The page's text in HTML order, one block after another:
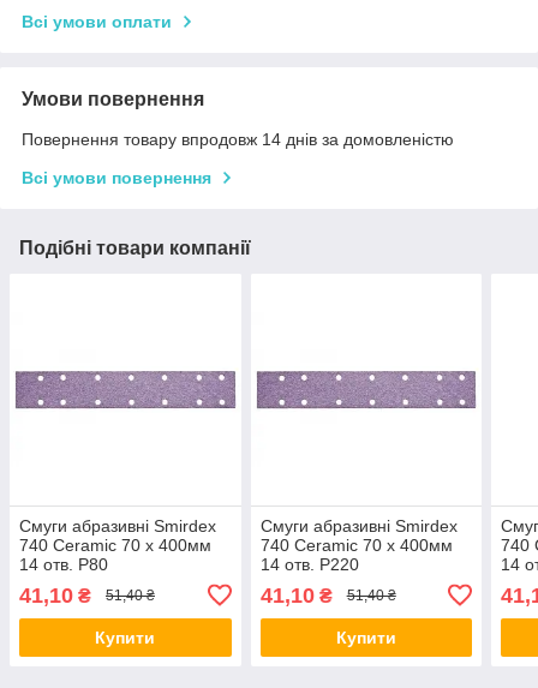
Всі умови оплати
Умови повернення
Повернення товару впродовж 14 днів за домовленістю
Всі умови повернення
Подібні товари компанії
Смуги абразивні Smirdex
740 Ceramic 70 x 400мм
14 отв. P80
41,10 ₴ 51,40 ₴
Купити
Смуги абразивні Smirdex
740 Ceramic 70 x 400мм
14 отв. P220
41,10₴ 51,40 ₴
Купити
740
14